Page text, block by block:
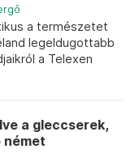
a természetet
legeldugottabb
a Telexen
a gleccserek,
német